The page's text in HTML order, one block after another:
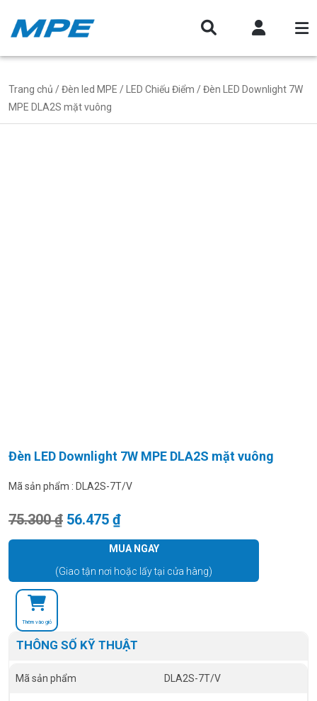
Trang chủ /Đèn led MPE / LED Chiếu Điểm / Đèn LED Downlight 7W
MPE DLA2S mặt vuông
Đèn LED Downlight 7W MPE DLA2S mặt vuông
Mã sản phẩm : DLA2S-7T/V
75.300₫ Giá gốc là: 75.300 ₫.
56.475 ₫Giá hiện tại là: 56.475 ₫.
MUA NGAY
(Giao tận nơi hoặc lấy tại cửa hàng)
Thêm vào giỏ
THÔNG SỐ KỸ THUẬT
Mã sản phẩm DLA2S-7T/V